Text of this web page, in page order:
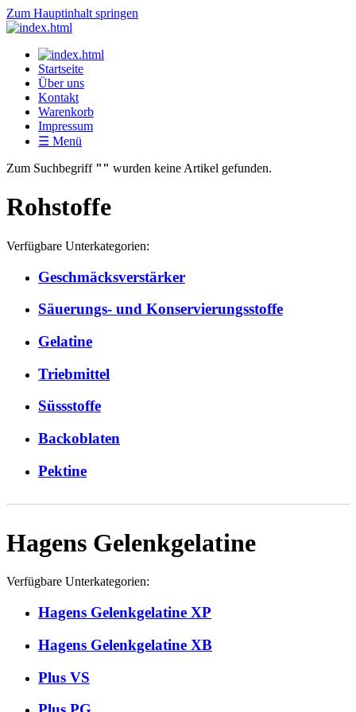
Zum Hauptinhalt springen
Startseite
Über uns
Kontakt
Warenkorb
Impressum
☰ Menü
Zum Suchbegriff "" wurden keine Artikel gefunden.
Rohstoffe
Verfügbare Unterkategorien:
Geschmäcksverstärker
Säuerungs- und Konservierungsstoffe
Gelatine
Triebmittel
Süssstoffe
Backoblaten
Pektine
Hagens Gelenkgelatine
Verfügbare Unterkategorien:
Hagens Gelenkgelatine XP
Hagens Gelenkgelatine XB
Plus VS